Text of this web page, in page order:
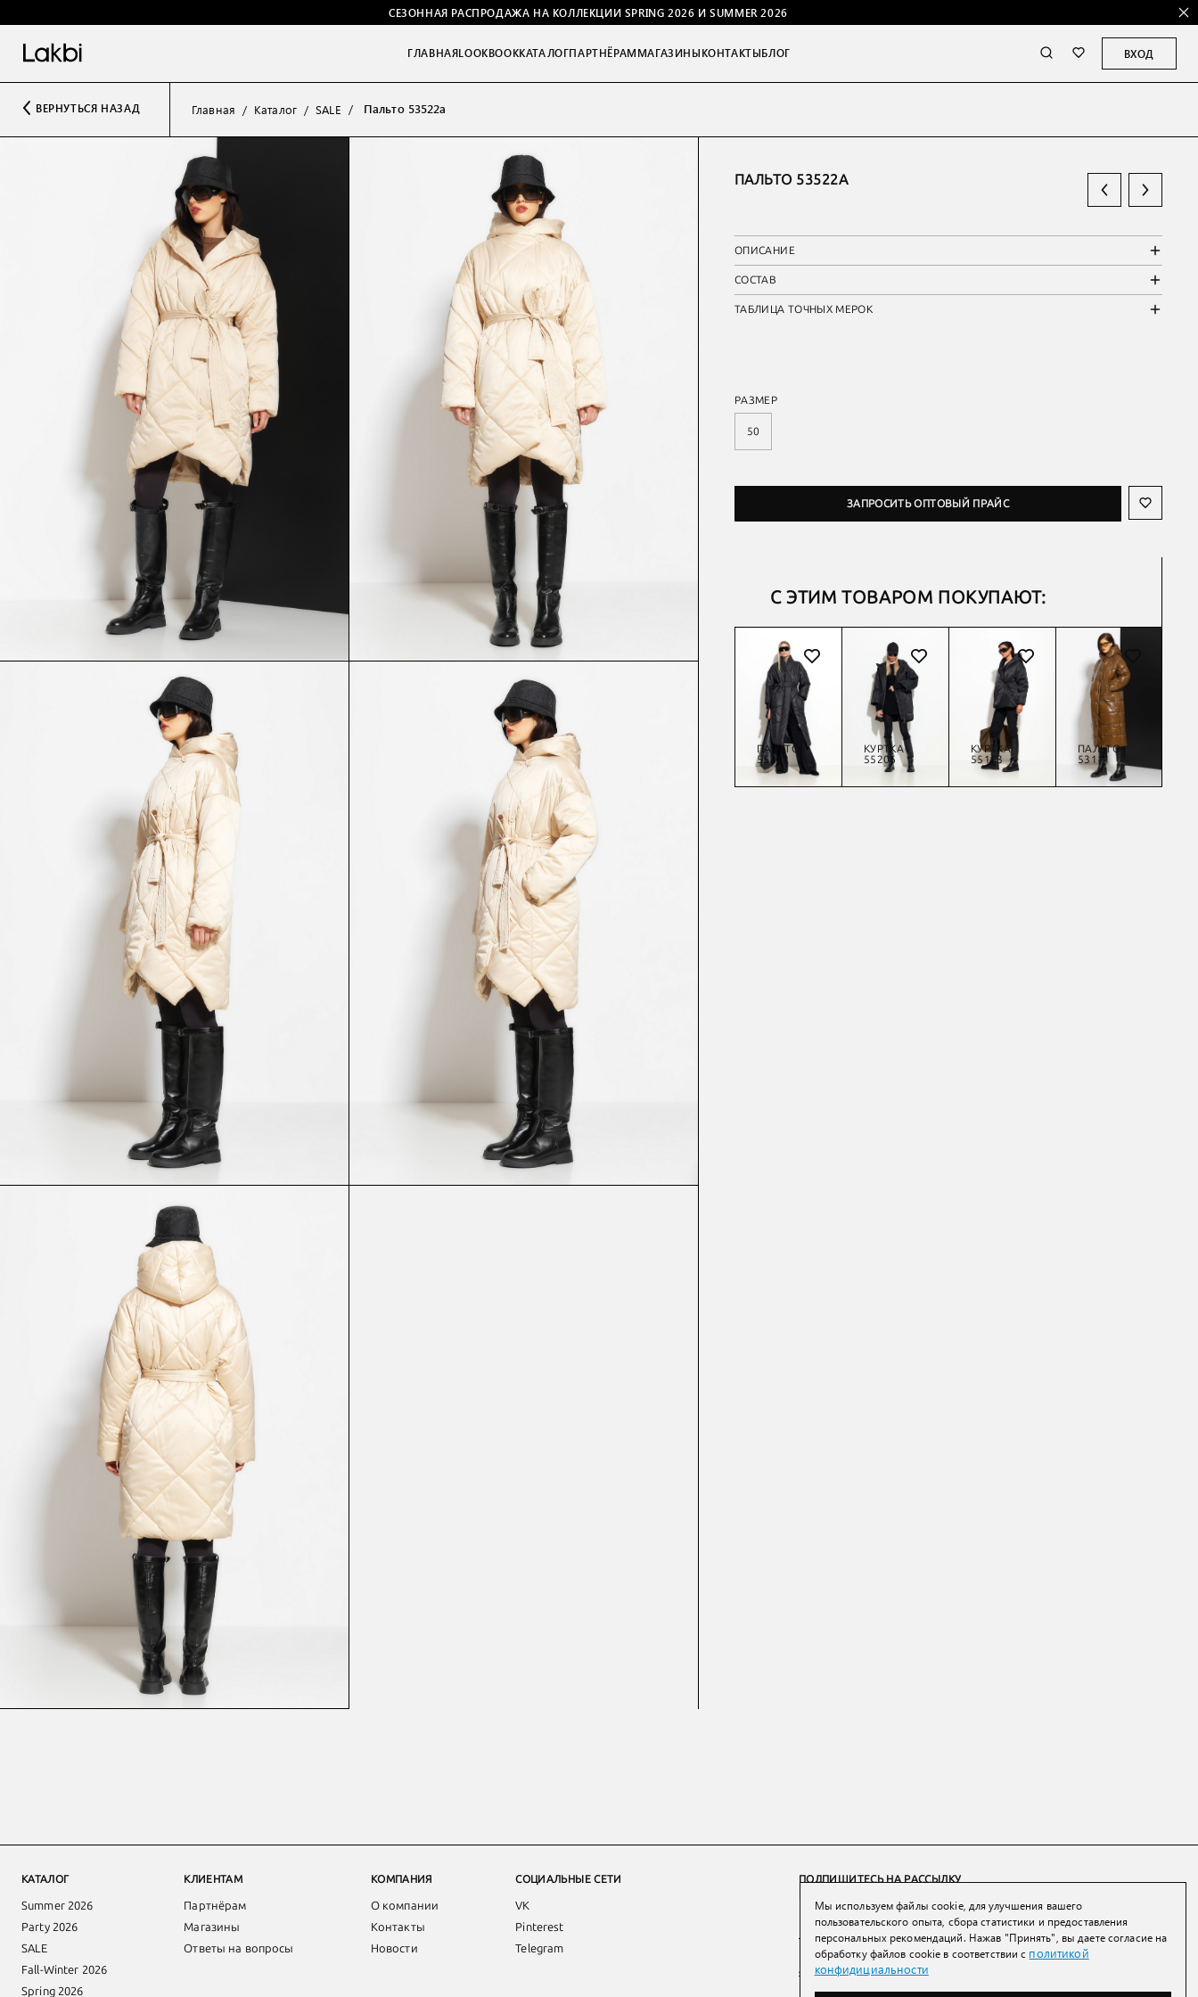
СЕЗОННАЯ РАСПРОДАЖА НА КОЛЛЕКЦИИ SPRING 2026 И SUMMER 2026
ГЛАВНАЯLOOKBOOKКАТАЛОГПАРТНЁРАММАГАЗИНЫКОНТАКТЫБЛОГ ВХОД
ВЕРНУТЬСЯ НАЗАД Главная Каталог SALE Пальто 53522а
ПАЛЬТО 53522А
ОПИСАНИЕ
СОСТАВ
ТАБЛИЦА ТОЧНЫХ МЕРОК
РАЗМЕР
50
ЗАПРОСИТЬ ОПТОВЫЙ ПРАЙС
С ЭТИМ ТОВАРОМ ПОКУПАЮТ:
КУРТКА
54309
ПАЛЬТО
55147
ПАЛЬТО
55202
КУРТКА
55206
КУРТКА
55163
ПАЛЬТО
53111
КАТАЛОГ
Summer 2026
Party 2026
SALE
Fall-Winter 2026
Spring 2026
КЛИЕНТАМ
Партнёрам
Магазины
Ответы на вопросы
КОМПАНИЯ
О компании
Контакты
Новости
СОЦИАЛЬНЫЕ СЕТИ
VK
Pinterest
Telegram
ПОДПИШИТЕСЬ НА РАССЫЛКУ
ПОДПИСАТЬСЯ
Нажимая на кнопку вы соглашаетесь сполитикой конфиденциальности и
обработки персональных данных
Мы используем файлы cookie, для улучшения вашего
пользовательского опыта, сбора статистики и предоставления
персональных рекомендаций. Нажав "Принять", вы даете согласие на
обработку файлов cookie в соответствии с политикой
конфидициальности